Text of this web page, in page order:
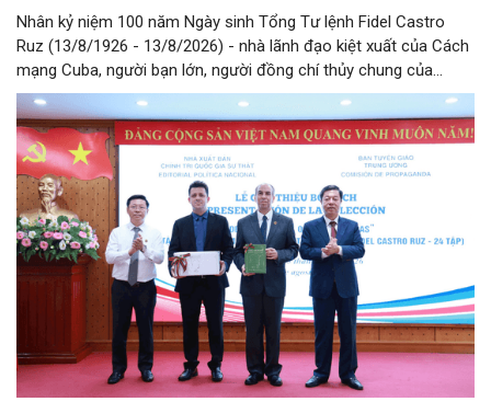
Nhân kỷ niệm 100 năm Ngày sinh Tổng Tư lệnh Fidel Castro
Ruz (13/8/1926 - 13/8/2026) - nhà lãnh đạo kiệt xuất của Cách
mạng Cuba, người bạn lớn, người đồng chí thủy chung của
Đảng, Nhà nước và nhân dân Việt Nam, chiều 5/8, tại Hà Nội,
Nhà xuất bản Chính trị quốc gia Sự thật phối hợp với Ban Tuyên
giáo Trung ương tổ chức Lễ giới thiệu bộ sách “Tuyển tập các
tác phẩm chọn lọc của Tổng Tư lệnh Fidel Castro Ruz” gồm 24
tập bằng tiếng Tây Ban Nha.